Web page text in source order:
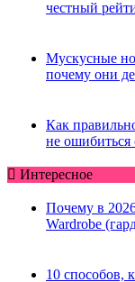
честный
Мускусные
почему они
Как
не ошибиться
Интересное
Почему в
Wardrobe
10 способов,